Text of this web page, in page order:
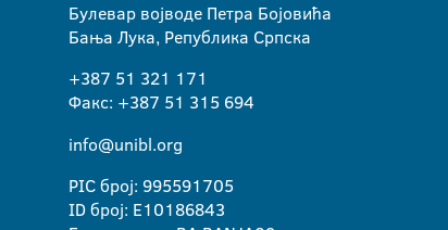
Булевар војводе Петра Бојовића
Бања Лука, Република Српска
+387 51 321 171
Факс: +387 51 315 694
info@unibl.org
PIC број: 995591705
ID број: E10186843